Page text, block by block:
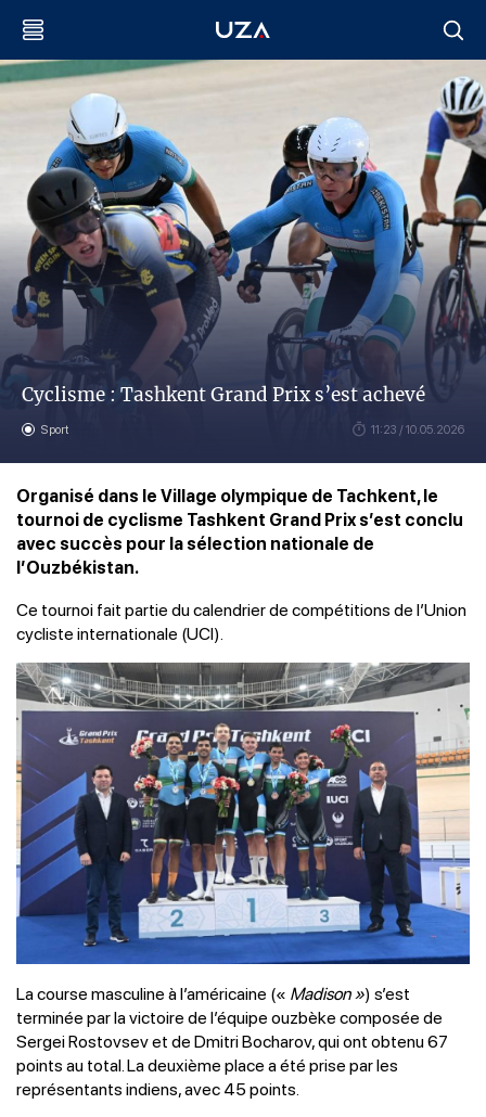
Cyclisme : Tashkent Grand Prix s’est achevé
Sport 11:23 / 10.05.2026
Organisé dans le Village olympique de Tachkent, le
tournoi de cyclisme Tashkent Grand Prix s’est conclu
avec succès pour la sélection nationale de
l’Ouzbékistan.
Ce tournoi fait partie du calendrier de compétitions de l’Union
cycliste internationale (UCI).
La course masculine à l’américaine (« Madison ») s’est
terminée par la victoire de l’équipe ouzbèke composée de
Sergei Rostovsev et de Dmitri Bocharov, qui ont obtenu 67
points au total. La deuxième place a été prise par les
représentants indiens, avec 45 points.